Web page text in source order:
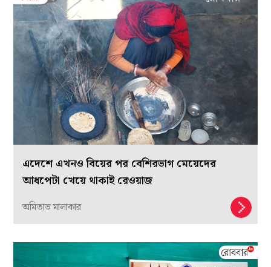
এদেশে এখনও বিয়ের পর বেশিরভাগ মেয়েদের
আধপেটা খেয়ে থাকাই রেওয়াজ
অমিতাভ মালাকার